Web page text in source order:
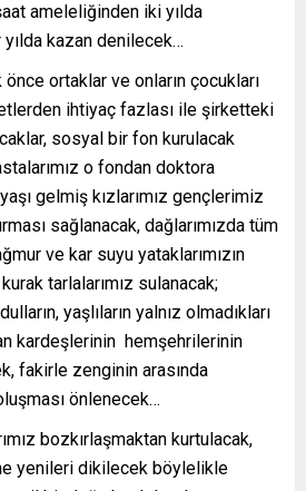
ameleliğinden iki yılda
yılda kazan denilecek…
ortaklar ve onların çocukları
ihtiyaç fazlası ile şirketteki
sosyal bir fon kurulacak
o fondan doktora
gelmiş kızlarımız gençlerimiz
sağlanacak, dağlarımızda tüm
ve kar suyu yataklarımızın
tarlalarımız sulanacak;
yaşlıların yalnız olmadıkları
kardeşlerinin hemşehrilerinin
fakirle zenginin arasında
önlenecek…
bozkırlaşmaktan kurtulacak,
yenileri dikilecek böylelikle